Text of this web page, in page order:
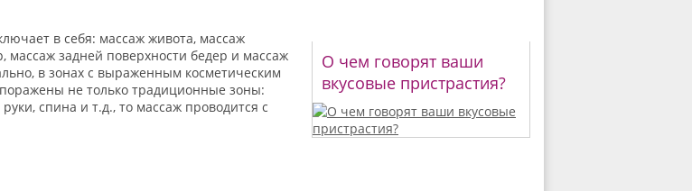
О чем говорят ваши
вкусовые пристрастия?
в себя: массаж живота, массаж
массаж задней поверхности бедер и массаж
в зонах с выраженным косметическим
не только традиционные зоны:
спина и т.д., то массаж проводится с